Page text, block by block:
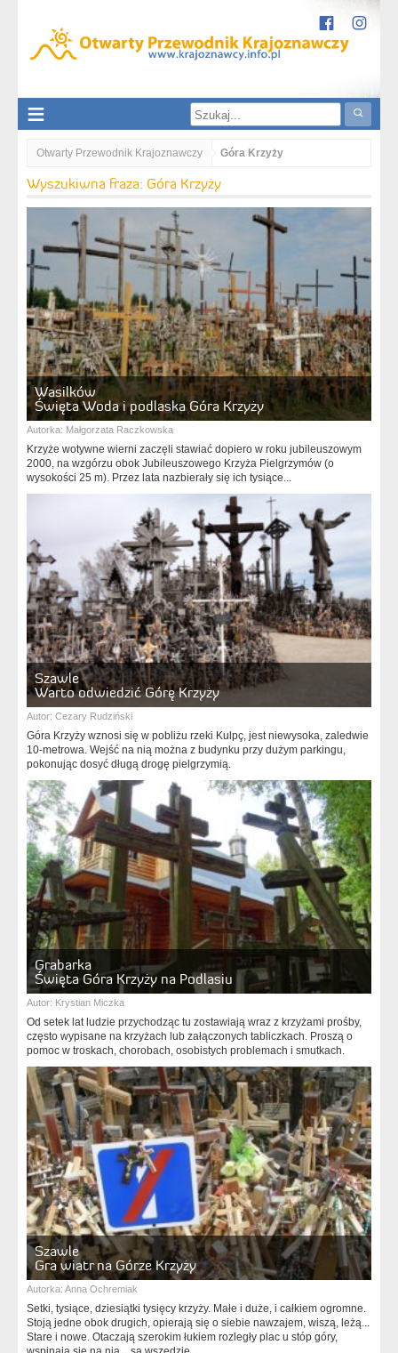
Otwarty Przewodnik Krajoznawczy Góra Krzyży
Wyszukiwna fraza: Góra Krzyży
Wasilków
Święta Woda i podlaska Góra Krzyży
Autorka: Małgorzata Raczkowska
Krzyże wotywne wierni zaczęli stawiać dopiero w roku jubileuszowym
2000, na wzgórzu obok Jubileuszowego Krzyża Pielgrzymów (o
wysokości 25 m). Przez lata nazbierały się ich tysiące...
Szawle
Warto odwiedzić Górę Krzyży
Autor: Cezary Rudziński
Góra Krzyży wznosi się w pobliżu rzeki Kulpç, jest niewysoka, zaledwie
10-metrowa. Wejść na nią można z budynku przy dużym parkingu,
pokonując dosyć długą drogę pielgrzymią.
Grabarka
Święta Góra Krzyży na Podlasiu
Autor: Krystian Miczka
Od setek lat ludzie przychodząc tu zostawiają wraz z krzyżami prośby,
często wypisane na krzyżach lub załączonych tabliczkach. Proszą o
pomoc w troskach, chorobach, osobistych problemach i smutkach.
Szawle
Gra wiatr na Górze Krzyży
Autorka: Anna Ochremiak
Setki, tysiące, dziesiątki tysięcy krzyży. Małe i duże, i całkiem ogromne.
Stoją jedne obok drugich, opierają się o siebie nawzajem, wiszą, leżą...
Stare i nowe. Otaczają szerokim łukiem rozległy plac u stóp góry,